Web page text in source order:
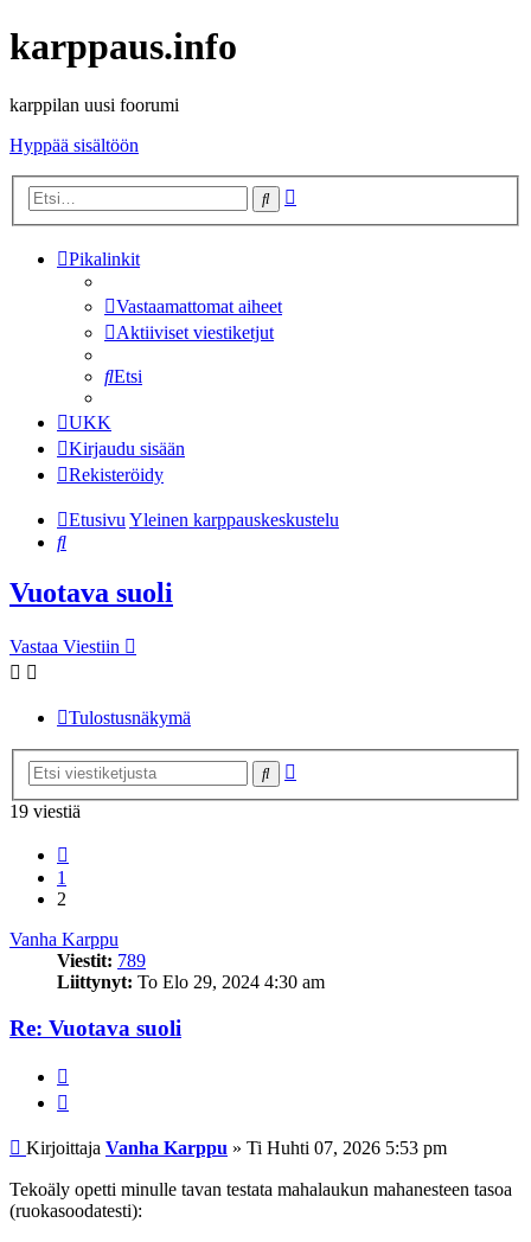
karppaus.info
karppilan uusi foorumi
Hyppää sisältöön
Etsi
Pikalinkit
Vastaamattomat aiheet
Aktiiviset viestiketjut
Etsi
UKK
Kirjaudu sisään
Rekisteröidy
EtusivuYleinen karppauskeskustelu
Etsi
Vuotava suoli
Vastaa Viestiin
Tulostusnäkymä
Etsi
19 viestiä
1
2
Vanha Karppu
Viestit: 789
Liittynyt: To Elo 29, 2024 4:30 am
Re: Vuotava suoli
Viesti
Kirjoittaja Vanha Karppu » Ti Huhti 07, 2026 5:53 pm
Tekoäly opetti minulle tavan testata mahalaukun mahanesteen tasoa
(ruokasoodatesti):